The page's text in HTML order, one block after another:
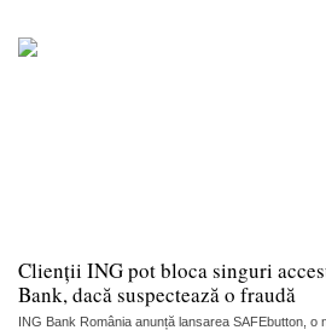
Clienții ING pot bloca singuri
Bank, dacă suspectează o fraudă
ING Bank România anunță lansarea SAFEbutton, o